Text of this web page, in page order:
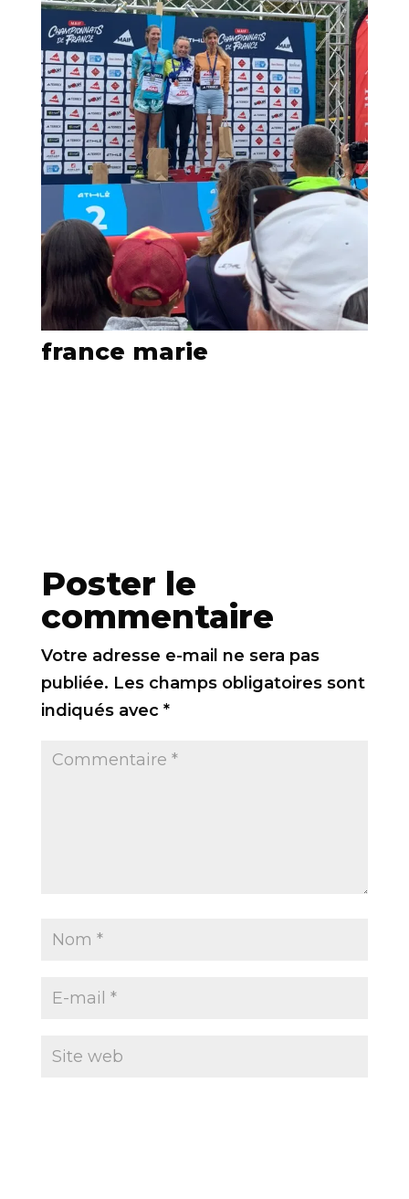
france marie
Poster le
commentaire
Votre adresse e-mail ne sera pas
publiée. Les champs obligatoires sont
indiqués avec *